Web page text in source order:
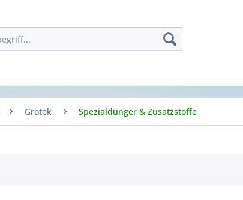
Grotek Spezialdünger & Zusatzstoffe